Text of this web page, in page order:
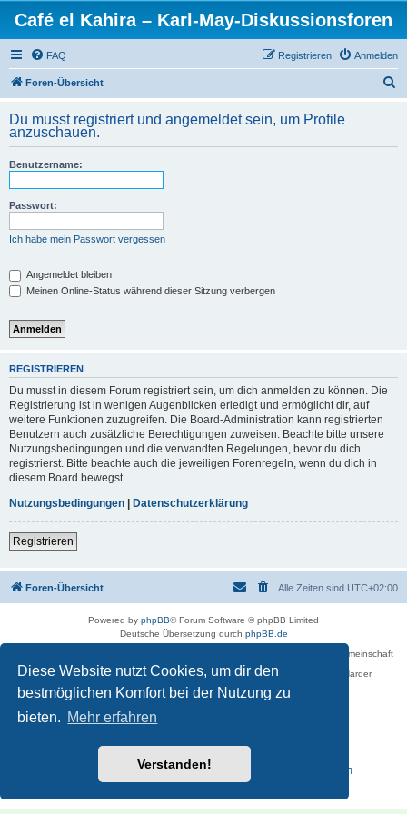
Diese Website nutzt Cookies, um dir den
bestmöglichen Komfort bei der Nutzung zu
bieten. Mehr erfahren
Verstanden!
Café el Kahira – Karl-May-Diskussionsforen
FAQ Anmelden
Registrieren
Foren-Übersicht
h
Du musst registriert und angemeldet sein, um Profile
anzuschauen.
Benutzername:
Passwort:
Ich habe mein Passwort vergessen
Angemeldet bleiben
Meinen Online-Status während dieser Sitzung verbergen
REGISTRIEREN
Du musst in diesem Forum registriert sein, um dich anmelden zu können. Die
Registrierung ist in wenigen Augenblicken erledigt und ermöglicht dir, auf
weitere Funktionen zuzugreifen. Die Board-Administration kann registrierten
Benutzern auch zusätzliche Berechtigungen zuweisen. Beachte bitte unsere
Nutzungsbedingungen und die verwandten Regelungen, bevor du dich
registrierst. Bitte beachte auch die jeweiligen Forenregeln, wenn du dich in
diesem Board bewegst.
Nutzungsbedingungen | Datenschutzerklärung
Registrieren
Foren-Übersicht Alle Zeiten sind UTC+02:00
Powered by phpBB® Forum Software © phpBB Limited
Deutsche Übersetzung durch phpBB.de
Betreiber des Forums für die Karl-May-Vereinigung – Arbeits- und Forschungsgemeinschaft
›Karl May‹ in Sachsen,
in Zusammenarbeit mit der Karl-May-Stiftung Radebeul bei Dresden: Ralf Harder
Reisen zu Karl May – Leben · Werk · Erinnerungsstätten